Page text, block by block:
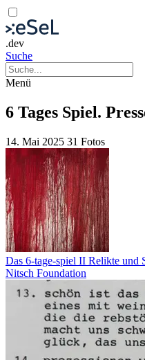
.dev
Suche
Menü
6 Tages Spiel.
14. Mai 2025 31 Fotos
Das 6-tage-spiel II Relikte und
Nitsch Foundation